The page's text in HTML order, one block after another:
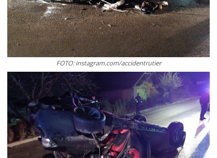
FOTO: instagram.com/accidentrutier